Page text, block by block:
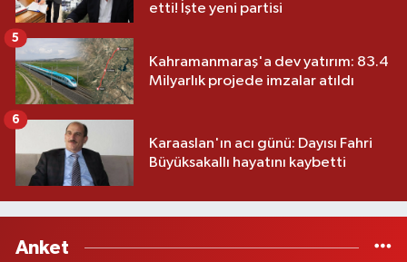
etti! İşte yeni partisi
Kahramanmaraş'a dev yatırım: 83.4
Milyarlık projede imzalar atıldı
5
Karaaslan'ın acı günü: Dayısı Fahri
Büyüksakallı hayatını kaybetti
6
Anket